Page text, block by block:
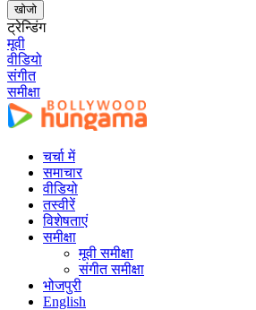
ट्रेन्डिंग
मूवी
वीडियो
संगीत
समीक्षा
चर्चा में
समाचार
वीडियो
तस्वीरें
विशेषताएं
समीक्षा
मूवी समीक्षा
संगीत समीक्षा
भोजपुरी
English